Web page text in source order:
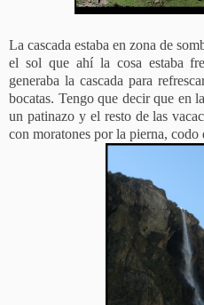
La cascada estaba en zona de
el sol que ahí la cosa estaba
generaba la cascada para
bocatas. Tengo que decir que en
un patinazo y el resto de las
con moratones por la pierna,